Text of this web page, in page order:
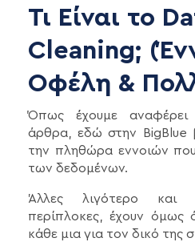
Τι Είναι το
Cleaning;
Οφέλη &
Όπως έχουμε αναφέρει
άρθρα, εδώ στην BigBlue
την πληθώρα εννοιών
των δεδομένων.
Άλλες λιγότερο και
περίπλοκες, έχουν όμως
κάθε μια για τον δικό της